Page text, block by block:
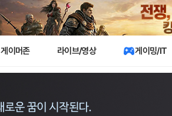
게이머존 라이브/영상 게이밍/IT